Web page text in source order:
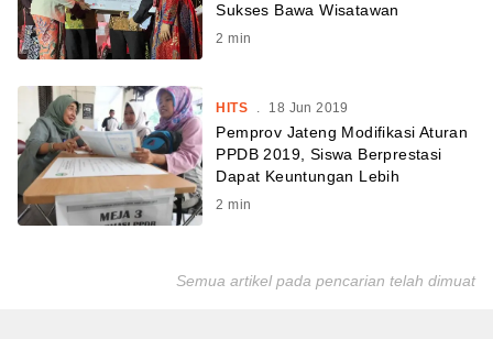
Sukses Bawa Wisatawan
2 min
HITS 18 Jun 2019
Pemprov Jateng Modifikasi Aturan
PPDB 2019, Siswa Berprestasi
Dapat Keuntungan Lebih
2 min
Semua artikel pada pencarian telah dimuat